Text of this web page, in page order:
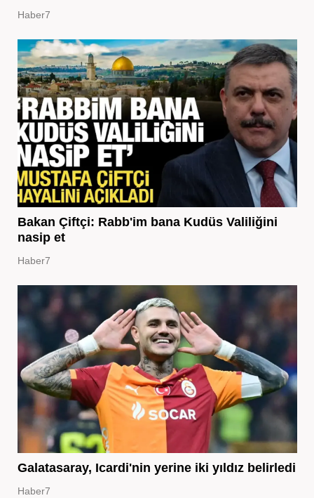
Haber7
Bakan Çiftçi: Rabb'im bana Kudüs Valiliğini
nasip et
Haber7
Galatasaray, Icardi'nin yerine iki yıldız belirledi
Haber7